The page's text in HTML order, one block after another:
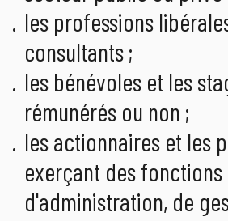
les professions
consultants ;
les bénévoles et les
rémunérés ou non ;
les actionnaires et les
exerçant des fonctions
d'administration, de